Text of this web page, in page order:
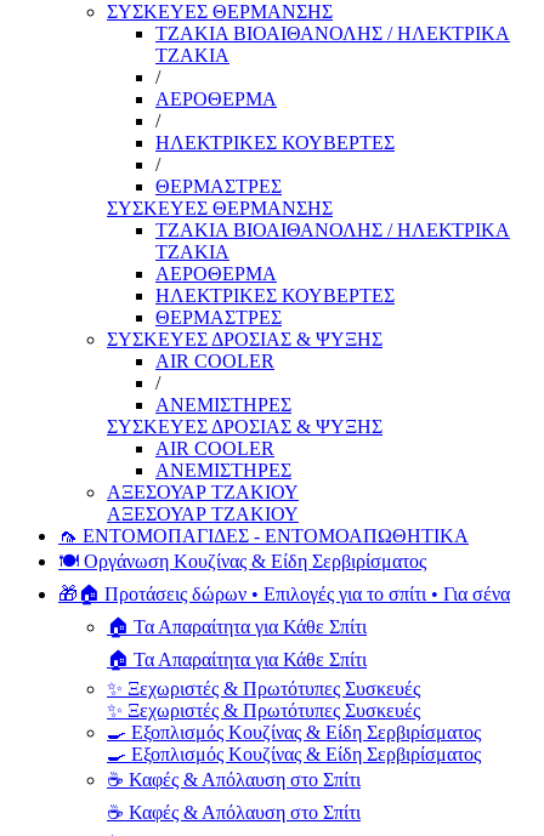
ΣΥΣΚΕΥΕΣ ΘΕΡΜΑΝΣΗΣ
ΤΖΑΚΙΑ ΒΙΟΑΙΘΑΝΟΛΗΣ / ΗΛΕΚΤΡΙΚΑ
ΤΖΑΚΙΑ
/
ΑΕΡΟΘΕΡΜΑ
/
ΗΛΕΚΤΡΙΚΕΣ ΚΟΥΒΕΡΤΕΣ
/
ΘΕΡΜΑΣΤΡΕΣ
ΣΥΣΚΕΥΕΣ ΘΕΡΜΑΝΣΗΣ
ΤΖΑΚΙΑ ΒΙΟΑΙΘΑΝΟΛΗΣ / ΗΛΕΚΤΡΙΚΑ
ΤΖΑΚΙΑ
ΑΕΡΟΘΕΡΜΑ
ΗΛΕΚΤΡΙΚΕΣ ΚΟΥΒΕΡΤΕΣ
ΘΕΡΜΑΣΤΡΕΣ
ΣΥΣΚΕΥΕΣ ΔΡΟΣΙΑΣ & ΨΥΞΗΣ
AIR COOLER
/
ΑΝΕΜΙΣΤΗΡΕΣ
ΣΥΣΚΕΥΕΣ ΔΡΟΣΙΑΣ & ΨΥΞΗΣ
AIR COOLER
ΑΝΕΜΙΣΤΗΡΕΣ
ΑΞΕΣΟΥΑΡ ΤΖΑΚΙΟΥ
ΑΞΕΣΟΥΑΡ ΤΖΑΚΙΟΥ
🦟 ΕΝΤΟΜΟΠΑΓΙΔΕΣ - ΕΝΤΟΜΟΑΠΩΘΗΤΙΚΑ
🍽️ Οργάνωση Κουζίνας & Είδη Σερβιρίσματος
🎁🏠 Προτάσεις δώρων • Επιλογές για το σπίτι • Για σένα
🏠 Τα Απαραίτητα για Κάθε Σπίτι
🏠 Τα Απαραίτητα για Κάθε Σπίτι
✨ Ξεχωριστές & Πρωτότυπες Συσκευές
✨ Ξεχωριστές & Πρωτότυπες Συσκευές
🍳 Εξοπλισμός Κουζίνας & Είδη Σερβιρίσματος
🍳 Εξοπλισμός Κουζίνας & Είδη Σερβιρίσματος
☕ Καφές & Απόλαυση στο Σπίτι
☕ Καφές & Απόλαυση στο Σπίτι